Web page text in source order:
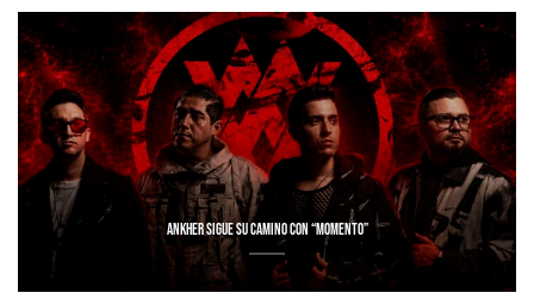
ANKHER SIGUE SU CAMINO CON “MOMENTO”